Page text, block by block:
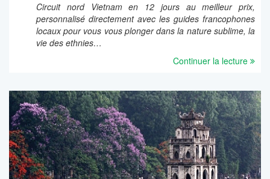
Circuit nord Vietnam en 12 jours au meilleur prix,
personnalisé directement avec les guides francophones
locaux pour vous vous plonger dans la nature sublime, la
vie des ethnies…
Continuer la lecture